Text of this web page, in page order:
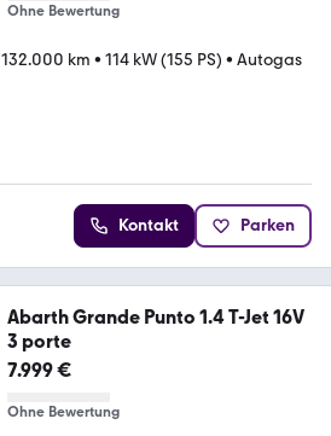
Ohne Bewertung
132.000 km • 114 kW (155 PS) • Autogas
Kontakt Parken
Abarth Grande Punto 1.4 T-Jet 16V
3 porte
7.999 €
Ohne Bewertung